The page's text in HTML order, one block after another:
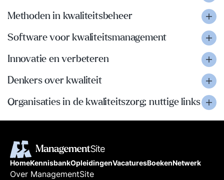
Methoden in kwaliteitsbeheer
Software voor kwaliteitsmanagement
Innovatie en verbeteren
Denkers over kwaliteit
Organisaties in de kwaliteitszorg; nuttige links
HomeKennisbankOpleidingenVacaturesBoekenNetwerk
Over ManagementSite